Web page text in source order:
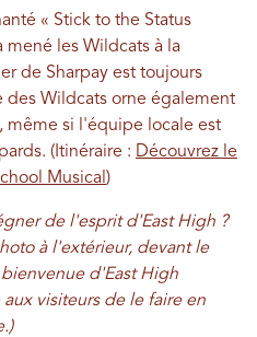
« Stick to the Status
mené les Wildcats à la
de Sharpay est toujours
des Wildcats orne également
même si l'équipe locale est
(Itinéraire : Découvrez le
Musical )
de l'esprit d'East High ?
à l'extérieur, devant le
d'East High
visiteurs de le faire en
)